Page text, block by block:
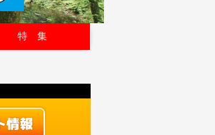
特 集